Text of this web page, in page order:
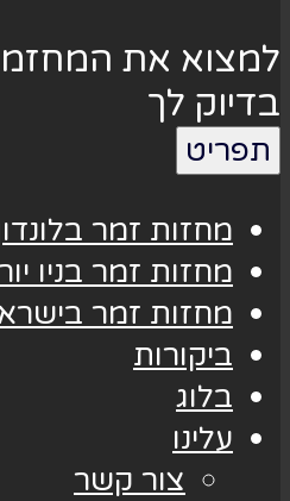
למצוא את
בדיוק לך
תפריט
מחזות זמר
מחזות זמר בניו
מחזות זמר
ביקורות
בלוג
עלינו
צור קשר